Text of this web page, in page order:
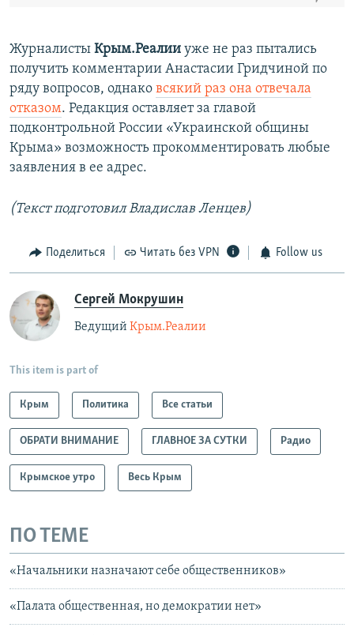
Журналисты Крым.Реалии уже не раз пытались
получить комментарии Анастасии Гридчиной по
ряду вопросов, однако всякий раз она отвечала
отказом. Редакция оставляет за главой
подконтрольной России «Украинской общины
Крыма» возможность прокомментировать любые
заявления в ее адрес.
(Текст подготовил Владислав Ленцев)
Поделиться Читать без VPN Follow us
Сергей Мокрушин
Ведущий Крым.Реалии
This item is part of
Крым Политика Все статьи
ОБРАТИ ВНИМАНИЕ ГЛАВНОЕ ЗА СУТКИ Радио
Крымское утро Весь Крым
ПО ТЕМЕ
«Начальники назначают себе общественников»
​«Палата общественная, но демократии нет»